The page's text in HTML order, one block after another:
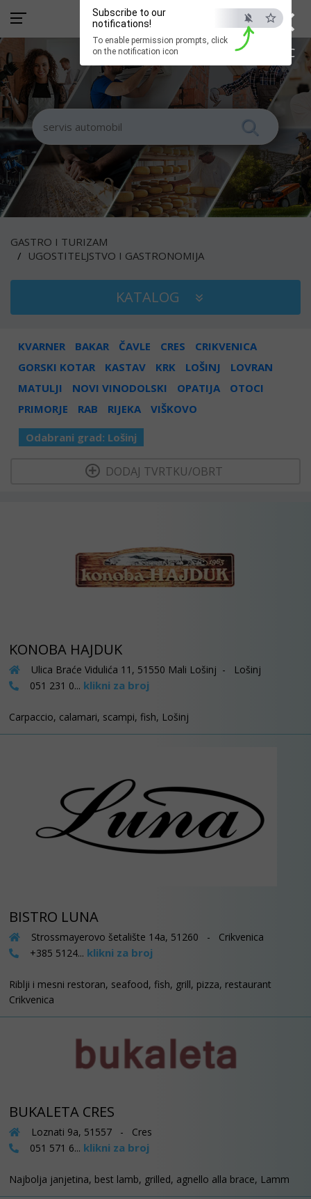
×
ESC
Subscribe to our
notifications!
To enable permission prompts, click
on the notification icon
GASTRO I TURIZAM
UGOSTITELJSTVO I GASTRONOMIJA
KATALOG
KVARNER BAKAR ČAVLE CRES
CRIKVENICA
GORSKI KOTAR
KASTAV KRK LOŠINJ
LOVRAN
MATULJI
NOVI VINODOLSKI OPATIJA
OTOCI
PRIMORJE
RAB RIJEKA VIŠKOVO
Odabrani grad: Lošinj
DODAJ TVRTKU/OBRT
KONOBA HAJDUK
Ulica Braće Vidulića 11, 51550 Mali Lošinj - Lošinj
051 231 0... klikni za broj
Carpaccio, calamari, scampi, fish, Lošinj
BISTRO LUNA
Strossmayerovo šetalište 14a, 51260 - Crikvenica
+385 5124... klikni za broj
Riblji i mesni restoran, seafood, fish, grill, pizza, restaurant
Crikvenica
BUKALETA CRES
Loznati 9a, 51557 - Cres
051 571 6... klikni za broj
Najbolja janjetina, best lamb, grilled, agnello alla brace, Lamm